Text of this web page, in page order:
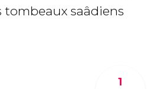
tombeaux saâdiens
1